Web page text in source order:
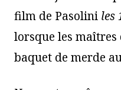
film de Pasolini les
lorsque les
baquet de merde